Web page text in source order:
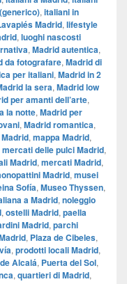
, italiani in
Madrid, lifestyle
, luoghi nascosti
, Madrid autentica,
da fotografare, Madrid di
per italiani, Madrid in 2
la sera, Madrid low
per amanti dell’arte,
la notte, Madrid per
, Madrid romantica,
, mappa Madrid,
mercati delle pulci Madrid,
Madrid, mercati Madrid,
Madrid, musei
Sofía, Museo Thyssen,
a Madrid, noleggio
, ostelli Madrid, paella
Madrid, parchi
, Plaza de Cibeles,
, prodotti locali Madrid,
Alcalá, Puerta del Sol,
, quartieri di Madrid,